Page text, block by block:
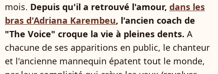
mois. Depuis qu'il a retrouvé l'amour, dans les
bras d'Adriana Karembeu, l'ancien coach de
"The Voice" croque la vie à pleines dents. A
chacune de ses apparitions en public, le chanteur
et l'ancienne mannequin épatent tout le monde,